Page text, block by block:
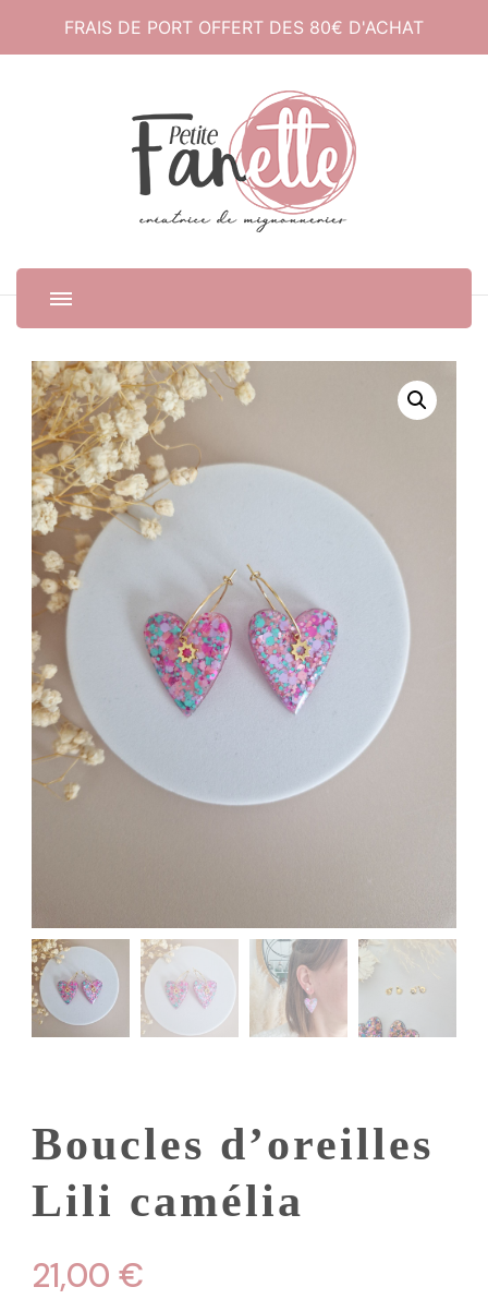
FRAIS DE PORT OFFERT DES 80€ D'ACHAT
Petite Fanette
Créatrice de mignonneries
Boucles d’oreilles
Lili camélia
21,00 €